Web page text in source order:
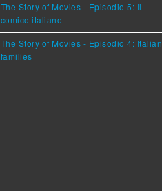
The Story of Movies - Episodio 5: Il
comico italiano
The Story of Movies - Episodio 4: Italian
families